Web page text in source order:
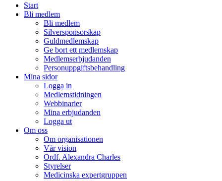
Start
Bli medlem
Bli medlem
Silversponsorskap
Guldmedlemskap
Ge bort ett medlemskap
Medlemserbjudanden
Personuppgiftsbehandling
Mina sidor
Logga in
Medlemstidningen
Webbinarier
Mina erbjudanden
Logga ut
Om oss
Om organisationen
Vår vision
Ordf. Alexandra Charles
Styrelser
Medicinska expertgruppen